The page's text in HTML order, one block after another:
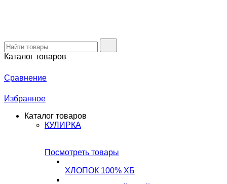
Каталог товаров
Сравнение
Избранное
Каталог товаров
КУЛИРКА
Посмотреть товары
ХЛОПОК 100% ХБ